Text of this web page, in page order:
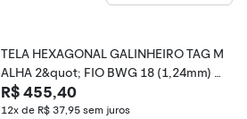
TELA HEXAGONAL GALINHEIRO TAG M
ALHA 2&quot; FIO BWG 18 (1,24mm) R
L 50X0,8m
R$ 455,40
12x de R$ 37,95 sem juros